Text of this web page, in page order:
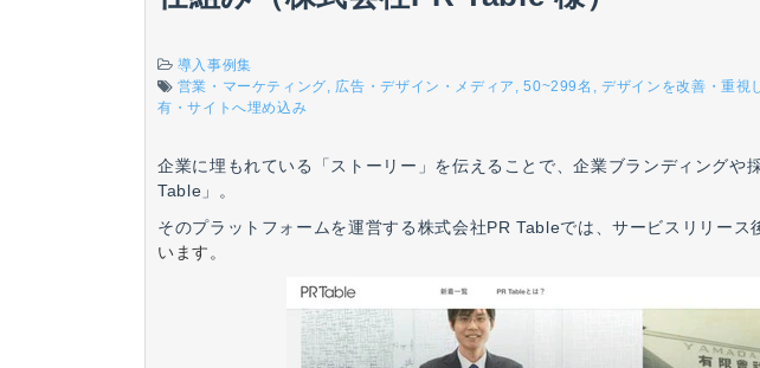
導入事例集
営業・マーケティング
広告・デザイン・メディア 50~299名 デザインを改善・重視
有・サイトへ埋め込み
企業に埋もれている「ストーリー」を伝えることで、企業ブランディングや
Table」。
そのプラットフォームを運営する株式会社PR Tableでは、サービスリリース
います。